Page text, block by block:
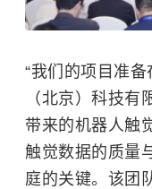
“我们的项目准
（北京）科技有
带来的机器人触
触觉数据的质量
庭的关键。该团